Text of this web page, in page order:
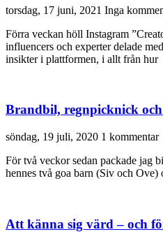
torsdag, 17 juni, 2021 Inga
Förra veckan höll Instagram
influencers och experter delade
insikter i plattformen, i allt från hur
Brandbil, regnpicknick
söndag, 19 juli, 2020 1 kommentar
För två veckor sedan packade jag
hennes två goa barn (Siv och
Att känna sig värd – och